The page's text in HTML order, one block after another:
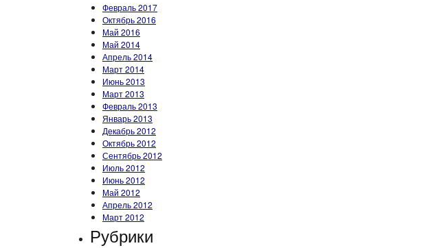
Февраль 2017
Октябрь 2016
Май 2016
Май 2014
Апрель 2014
Март 2014
Июнь 2013
Март 2013
Февраль 2013
Январь 2013
Декабрь 2012
Октябрь 2012
Сентябрь 2012
Июль 2012
Июнь 2012
Май 2012
Апрель 2012
Март 2012
Рубрики